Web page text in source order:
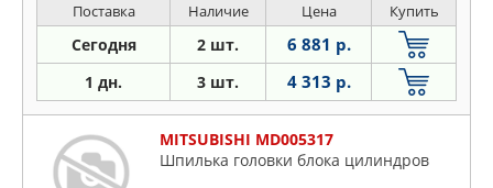
Поставка Наличие Цена Купить
Сегодня 2 шт. 6 881 р.
1 дн. 3 шт. 4 313 р.
MITSUBISHI MD005317
Шпилька головки блока цилиндров